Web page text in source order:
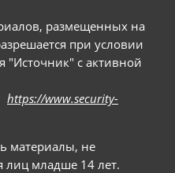
размещенных на
при условии
"Источник" с активной
https://www.security-
материалы, не
лиц младше 14 лет.